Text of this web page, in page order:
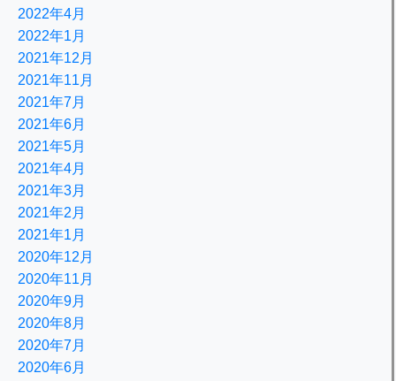
2022年4月
2022年1月
2021年12月
2021年11月
2021年7月
2021年6月
2021年5月
2021年4月
2021年3月
2021年2月
2021年1月
2020年12月
2020年11月
2020年9月
2020年8月
2020年7月
2020年6月